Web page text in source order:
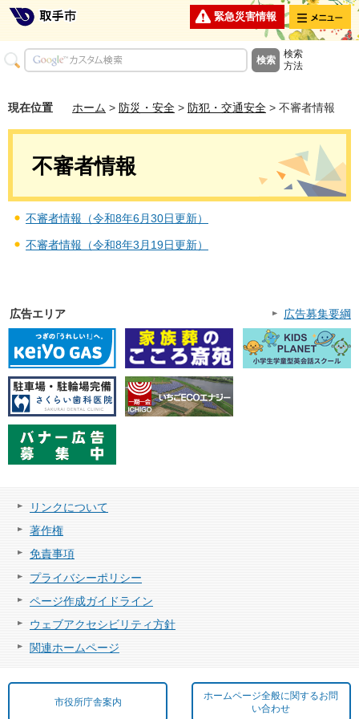
緊急災害情報 メニュー
検索
方法
現在位置 ホーム > 防災・安全 > 防犯・交通安全 > 不審者情報
不審者情報
不審者情報（令和8年6月30日更新）
不審者情報（令和8年3月19日更新）
広告エリア 広告募集要綱
リンクについて
著作権
免責事項
プライバシーポリシー
ページ作成ガイドライン
ウェブアクセシビリティ方針
関連ホームページ
市役所庁舎案内
ホームページ全般に関するお問
い合わせ